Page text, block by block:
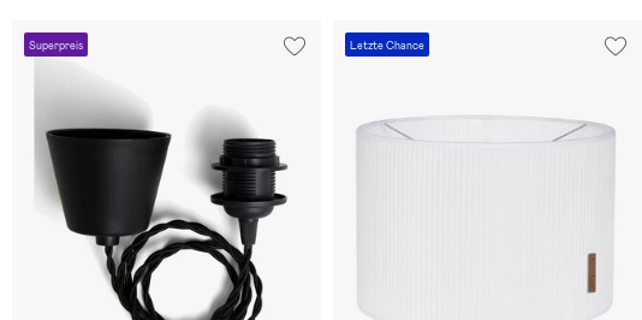
Superpreis Letzte Chance